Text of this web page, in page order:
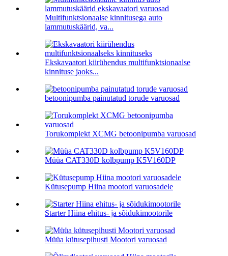
Multifunktsionaalse kinnitusega auto
lammutuskäärid, va...
Ekskavaatori kiirühendus multifunktsionaalse
kinnituse jaoks...
betoonipumba painutatud torude varuosad
Torukomplekt XCMG betoonipumba varuosad
Müüa CAT330D kolbpump K5V160DP
Kütusepump Hiina mootori varuosadele
Starter Hiina ehitus- ja sõidukimootorile
Müüa kütusepihusti Mootori varuosad